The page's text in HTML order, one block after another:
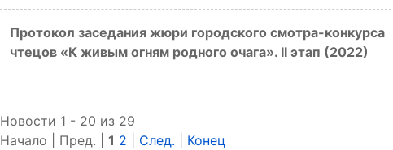
Будь здоров!
Вокруг света
Протокол заседания жюри городского смотра-конкурса
чтецов «К живым огням родного очага». II этап (2022)
Новости 1 - 20 из 29
Начало | Пред. | 1 2 След. Конец